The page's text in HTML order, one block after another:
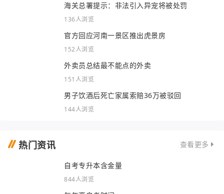
海关总署提示：非法引入异宠将被处罚
136人浏览
官方回应河南一景区推出虎景房
152人浏览
外卖员总结最不能点的外卖
151人浏览
男子饮酒后死亡家属索赔36万被驳回
144人浏览
热门资讯 查看更多
自考专升本含金量
844人浏览